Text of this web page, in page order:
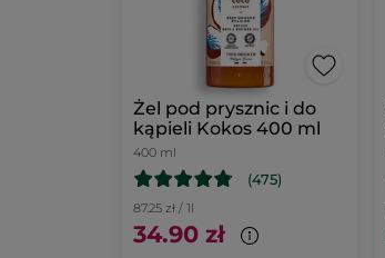
Żel pod prysznic i do
kąpieli Kokos 400 ml
400 ml
(475)
87.25 zł / 1l
34.90 zł